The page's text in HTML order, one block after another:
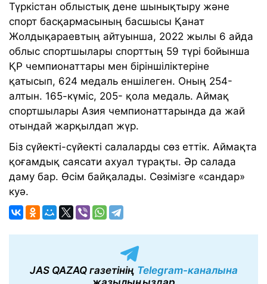
Түркістан облыстық дене шынықтыру және
спорт басқармасының басшысы Қанат
Жолдықараевтың айтуынша, 2022 жылы 6 айда
облыс спортшылары спорттың 59 түрі бойынша
ҚР чемпионаттары мен біріншіліктеріне
қатысып, 624 медаль еншілеген. Оның 254-
алтын. 165-күміс, 205- қола медаль. Аймақ
спортшылары Азия чемпионаттарында да жай
отындай жарқылдап жүр.
Біз сүйекті-сүйекті салаларды сөз еттік. Аймақта
қоғамдық саясати ахуал түрақты. Әр салада
даму бар. Өсім байқалады. Сөзімізге «сандар»
куә.
JAS QAZAQ газетінің Telegram-каналына